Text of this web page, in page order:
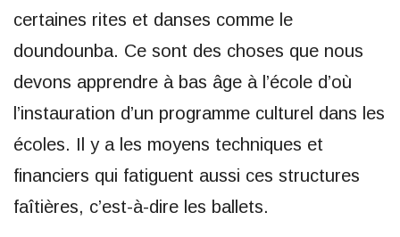
certaines rites et danses comme le
doundounba. Ce sont des choses que nous
devons apprendre à bas âge à l’école d’où
l’instauration d’un programme culturel dans les
écoles. Il y a les moyens techniques et
financiers qui fatiguent aussi ces structures
faîtières, c’est-à-dire les ballets.